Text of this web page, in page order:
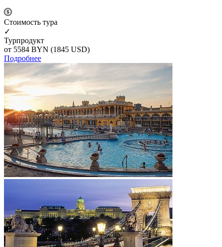
Cтоимость тура
✓
Турпродукт
от 5584 BYN (1845 USD)
Подробнее